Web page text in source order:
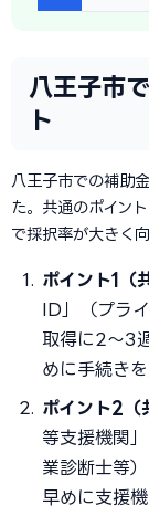
八王子市
ト
八王子市での補助
た。共通のポイン
で採択率が大きく向
ポイント1（
ID」（プラ
取得に2〜3
めに手続き
ポイント2（
等支援機関
業診断士等
早めに支援